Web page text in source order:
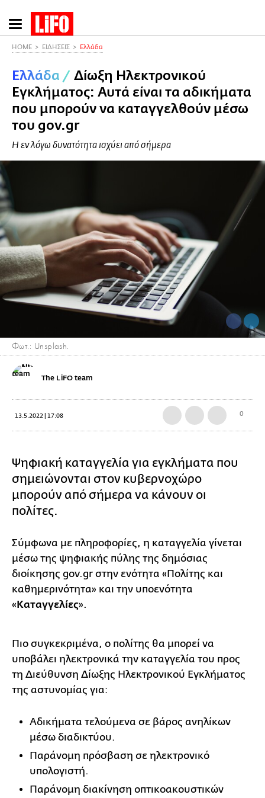
Παράκαμψη
προς
περιεχόμενο
HOME ΕΙΔΗΣΕΙΣ Ελλάδα
Ελλάδα / Δίωξη Ηλεκτρονικού
Εγκλήματος: Αυτά είναι τα αδικήματα
που μπορούν να καταγγελθούν μέσω
του gov.gr
Η εν λόγω δυνατότητα ισχύει από σήμερα
Φωτ.: Unsplash.
The LiFO team
13.5.2022 | 17:08 0
Ψηφιακή καταγγελία για εγκλήματα που
σημειώνονται στον κυβερνοχώρο
μπορούν από σήμερα να κάνουν οι
πολίτες.
Σύμφωνα με πληροφορίες, η καταγγελία γίνεται
μέσω της ψηφιακής πύλης της δημόσιας
διοίκησης gov.gr στην ενότητα «Πολίτης και
καθημερινότητα» και την υποενότητα
«Καταγγελίες».
Πιο συγκεκριμένα, ο πολίτης θα μπορεί να
υποβάλει ηλεκτρονικά την καταγγελία του προς
τη Διεύθυνση Δίωξης Ηλεκτρονικού Εγκλήματος
της αστυνομίας για:
Αδικήματα τελούμενα σε βάρος ανηλίκων
μέσω διαδικτύου.
Παράνομη πρόσβαση σε ηλεκτρονικό
υπολογιστή.
Παράνομη διακίνηση οπτικοακουστικών